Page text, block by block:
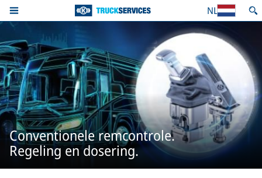
NL
Conventionele remcontrole.
Regeling en dosering.